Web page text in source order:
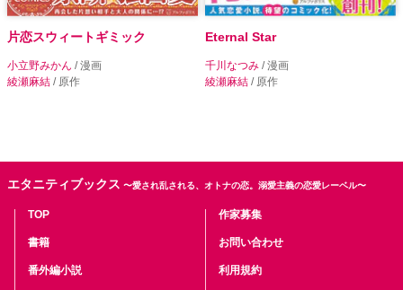
片恋スウィートギミック
小立野みかん / 漫画
綾瀬麻結 / 原作
Eternal Star
千川なつみ / 漫画
綾瀬麻結 / 原作
エタニティブックス 〜愛され乱される、オトナの恋。溺愛主義の恋愛レーベル〜
TOP
書籍
番外編小説
作家募集
お問い合わせ
利用規約